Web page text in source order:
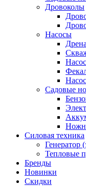
Дровоколы
Насосы
Садовые
Силовая техника
Генератор
Тепловые
Бренды
Новинки
Скидки